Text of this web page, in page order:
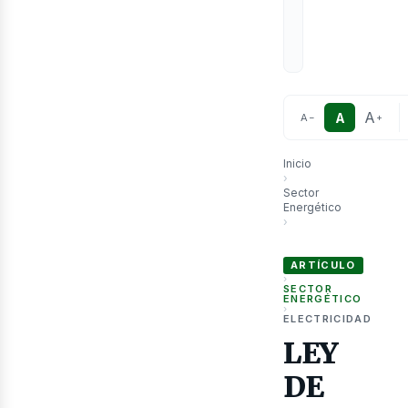
A − A A +
Inicio
›
Sector
Energético
›
ARTÍCULO
›
SECTOR
ENERGÉTICO
›
ELECTRICIDAD
LEY
DE